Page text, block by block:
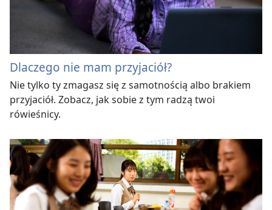
Dlaczego nie mam przyjaciół?
Nie tylko ty zmagasz się z samotnością albo brakiem
przyjaciół. Zobacz, jak sobie z tym radzą twoi
rówieśnicy.